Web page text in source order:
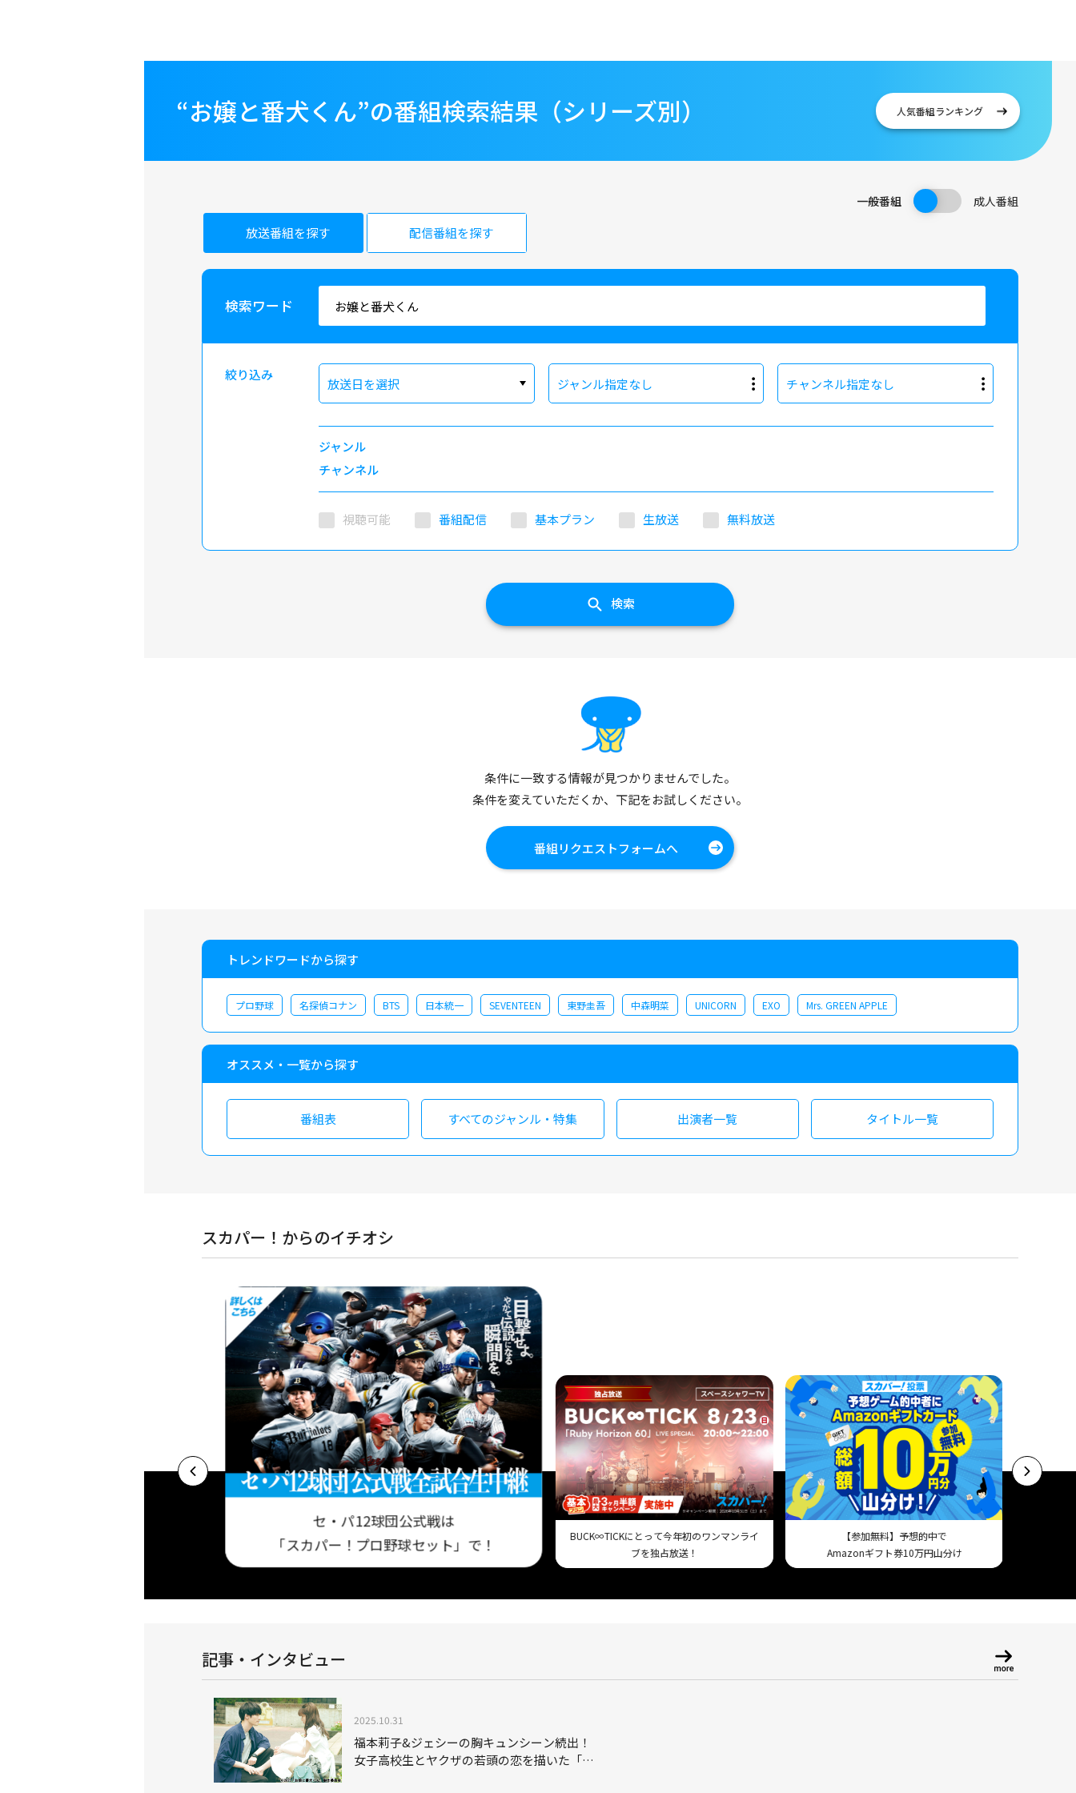
“お嬢と番犬くん”の番組検索結果（シリーズ別） 人気番組ランキング
一般番組 成人番組
放送番組を探す 配信番組を探す
検索ワード
絞り込み
放送日を選択 ジャンル指定なし チャンネル指定なし
ジャンル
チャンネル
視聴可能 番組配信 基本プラン 生放送 無料放送
検索
条件に一致する情報が見つかりませんでした。
条件を変えていただくか、下記をお試しください。
番組リクエストフォームへ
トレンドワードから探す
プロ野球 名探偵コナン BTS 日本統一 SEVENTEEN 東野圭吾 中森明菜 UNICORN EXO Mrs. GREEN APPLE
オススメ・一覧から探す
番組表 すべてのジャンル・特集 出演者一覧 タイトル一覧
スカパー！からのイチオシ
セ・パ12球団公式戦は
「スカパー！プロ野球セット」で！
BUCK∞TICKにとって今年初のワンマンライ
ブを独占放送！
【参加無料】予想的中で
Amazonギフト券10万円山分け
記事・インタビュー
2025.10.31
福本莉子&ジェシーの胸キュンシーン続出！
女子高校生とヤクザの若頭の恋を描いた「お